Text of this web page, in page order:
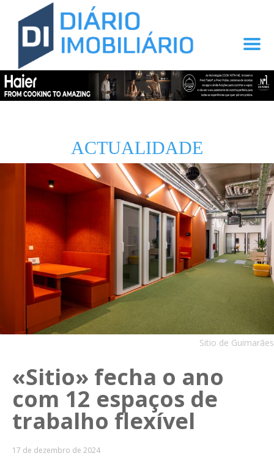
ACTUALIDADE
Sitio de Guimarães
«Sitio» fecha o ano
com 12 espaços de
trabalho flexível
17 de dezembro de 2024